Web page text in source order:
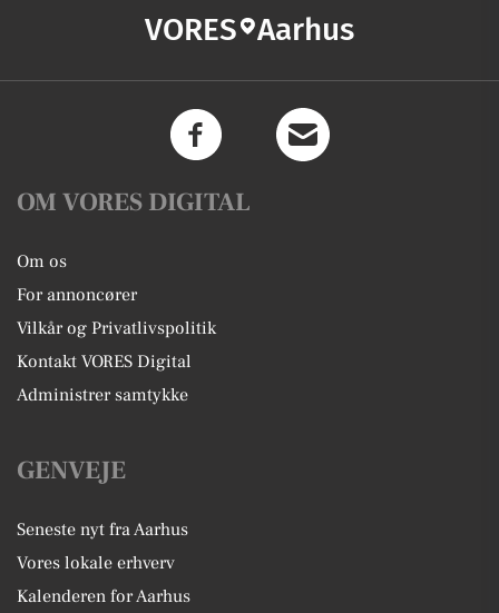
VORES Aarhus
OM VORES DIGITAL
Om os
For annoncører
Vilkår og Privatlivspolitik
Kontakt VORES Digital
Administrer samtykke
GENVEJE
Seneste nyt fra Aarhus
Vores lokale erhverv
Kalenderen for Aarhus